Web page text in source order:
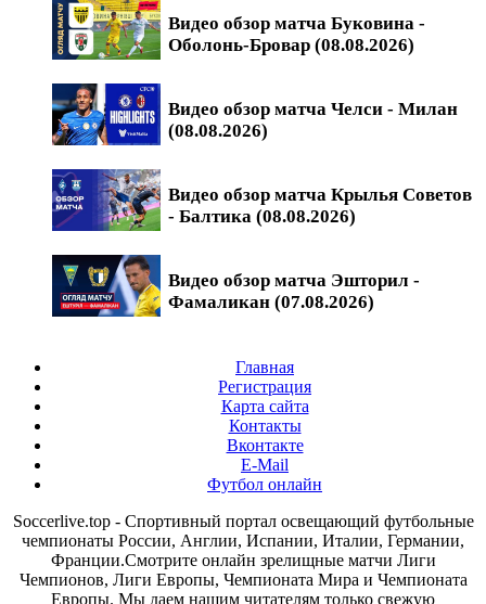
Видео обзор матча Буковина -
Оболонь-Бровар (08.08.2026)
Видео обзор матча Челси - Милан
(08.08.2026)
Видео обзор матча Крылья Советов
- Балтика (08.08.2026)
Видео обзор матча Эшторил -
Фамаликан (07.08.2026)
Главная
Регистрация
Карта сайта
Контакты
Вконтакте
E-Mail
Футбол онлайн
Soccerlive.top - Спортивный портал освещающий футбольные
чемпионаты России, Англии, Испании, Италии, Германии,
Франции.Смотрите онлайн зрелищные матчи Лиги
Чемпионов, Лиги Европы, Чемпионата Мира и Чемпионата
Европы. Мы даем нашим читателям только свежую